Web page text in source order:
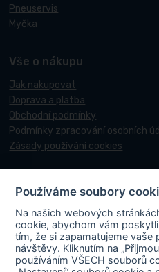
Pneuservis
Myčka
Vše o nákupu
Jak nakupovat
Doprava a platba
Obchodní podmínky
Podmínky zpracování osobních
Zásady používání cookies
© 2017-2026
Webové stránky
Používáme soubory
Na našich webových
cookie, abychom vám
tím, že si zapamatujeme vaše
návštěvy. Kliknutím na
používáním VŠECH souborů